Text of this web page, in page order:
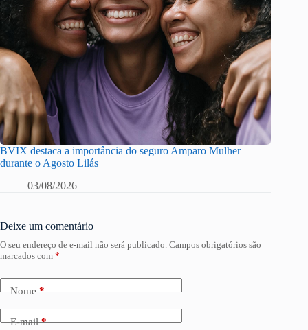
BVIX destaca a importância do seguro Amparo Mulher
durante o Agosto Lilás
03/08/2026
Deixe um comentário
O seu endereço de e-mail não será publicado. Campos obrigatórios são
marcados com *
Nome*
E-mail*